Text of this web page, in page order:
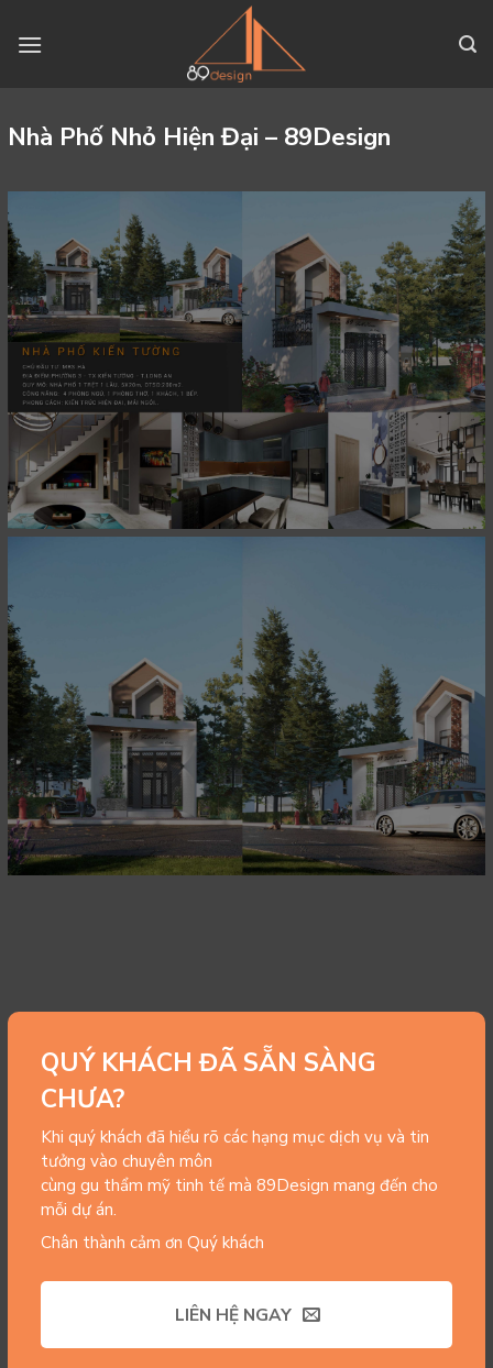
Nhà Phố Nhỏ Hiện Đại – 89Design
QUÝ KHÁCH ĐÃ SẴN SÀNG
CHƯA?
Khi quý khách đã hiểu rõ các hạng mục dịch vụ và tin
tưởng vào chuyên môn
cùng gu thẩm mỹ tinh tế mà 89Design mang đến cho
mỗi dự án.
Chân thành cảm ơn Quý khách
LIÊN HỆ NGAY